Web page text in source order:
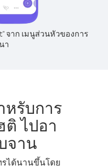
จาก เมนูส่วนหัวของการ
า
หรับการ
ติ ไปอา
จาน
รได้นานขึ้นโดย